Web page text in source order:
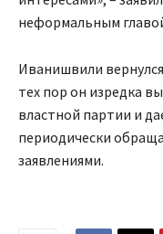
неформальным
Иванишвили
тех пор он изредка
властной партии и
периодически
заявлениями.